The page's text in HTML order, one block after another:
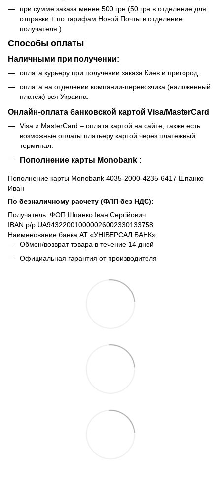
при сумме заказа менее 500 грн (50 грн в отделение для
отправки + по тарифам Новой Почты в отделение
получателя.)
Способы оплаты
Наличными при получении:
оплата курьеру при получении заказа Киев и пригород.
оплата на отделении компании-перевозчика (наложенный
платеж) вся Украина.
Онлайн-оплата банковской картой Visa/MasterCard
Visa и MasterCard – оплата картой на сайте, также есть
возможные оплаты платьеру картой через платежный
терминал.
Пополнение карты Monobank :
Пополнение карты Monobank 4035-2000-4235-6417 Шпанко
Иван
По безналичному расчету (ФЛП без НДС):
Получатель: ФОП Шпанко Іван Сергійович
IBAN р/р UA943220010000026002330133758
Наименование банка АТ «УНІВЕРСАЛ БАНК»
Обмен/возврат товара в течение 14 дней
Официальная гарантия от производителя